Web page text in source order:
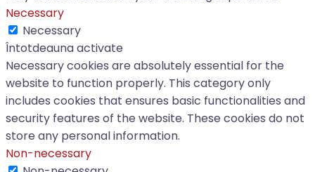
Necessary
Necessary
Întotdeauna activate
Necessary cookies are absolutely essential for the
website to function properly. This category only
includes cookies that ensures basic functionalities and
security features of the website. These cookies do not
store any personal information.
Non-necessary